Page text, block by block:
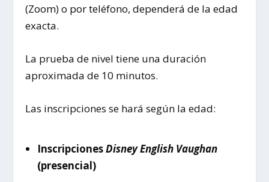
(Zoom) o por teléfono, dependerá de la edad
exacta.
La prueba de nivel tiene una duración
aproximada de 10 minutos.
Las inscripciones se hará según la edad:
InscripcionesDisney English Vaughan
(presencial)